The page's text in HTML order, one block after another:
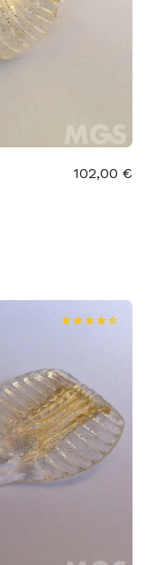
102,00 €